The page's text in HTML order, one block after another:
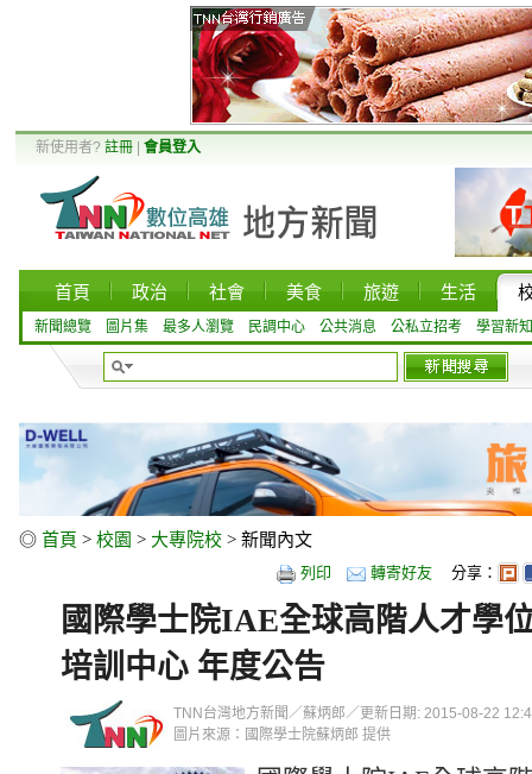
新使用者? 註冊 會員登入
首頁 政治 社會 美食 旅遊 生活
新聞總覽 圖片集 最多人瀏覽 民調中心 公共消息 公私立招考 學習新知
◎ 首頁 > 校園 > 大專院校 > 新聞內文
列印 轉寄好友 分享：
國際學士院IAE全球高階人才學
培訓中心 年度公告
TNN台灣地方新聞／蘇炳郎／更新日期: 2015-08-22
圖片來源：國際學士院蘇炳郎 提供